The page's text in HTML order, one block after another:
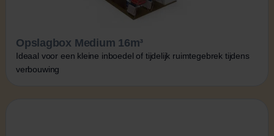
Opslagbox Medium 16m³
Ideaal voor een kleine inboedel of tijdelijk ruimtegebrek tijdens
verbouwing